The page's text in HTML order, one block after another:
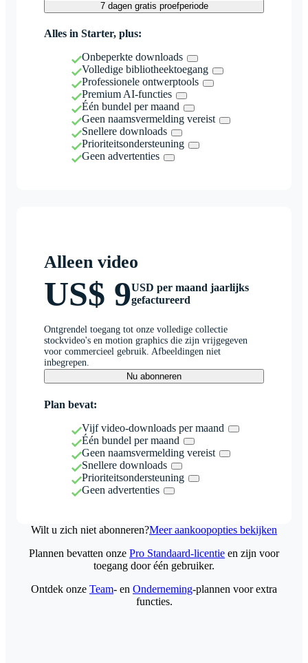
7 dagen gratis proefperiode
Alles in Starter, plus:
Onbeperkte downloads
Volledige bibliotheektoegang
Professionele ontwerptools
Premium AI-functies
Één bundel per maand
Geen naamsvermelding vereist
Snellere downloads
Prioriteitsondersteuning
Geen advertenties
Alleen video
US$ 9USD per maand jaarlijks
gefactureerd
Ontgrendel toegang tot onze volledige collectie
stockvideo's en motion graphics die zijn vrijgegeven
voor commercieel gebruik. Afbeeldingen niet
inbegrepen.
Nu abonneren
Plan bevat:
Vijf video-downloads per maand
Één bundel per maand
Geen naamsvermelding vereist
Snellere downloads
Prioriteitsondersteuning
Geen advertenties
Wilt u zich niet abonneren?Meer aankoopopties bekijken
Plannen bevatten onze Pro Standaard-licentie en zijn voor
toegang door één gebruiker.
Ontdek onze Team- en Onderneming-plannen voor extra
functies.